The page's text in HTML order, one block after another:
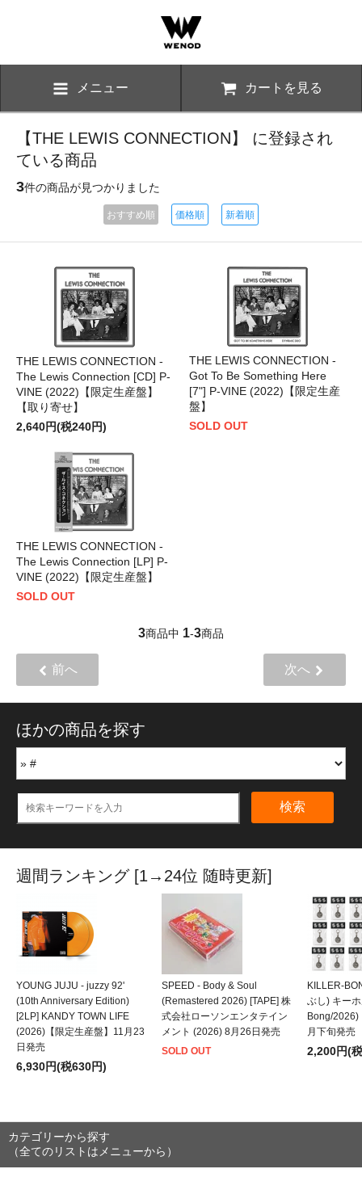
メニュー カートを見る
【THE LEWIS CONNECTION】 に登録され
ている商品
3件の商品が見つかりました
おすすめ順 価格順 新着順
THE LEWIS CONNECTION -
The Lewis Connection [CD] P-
VINE (2022)【限定生産盤】
【取り寄せ】
2,640円(税240円)
THE LEWIS CONNECTION -
Got To Be Something Here
[7"] P-VINE (2022)【限定生産
盤】
SOLD OUT
THE LEWIS CONNECTION -
The Lewis Connection [LP] P-
VINE (2022)【限定生産盤】
SOLD OUT
3商品中 1-3商品
前へ 次へ
ほかの商品を探す
検索
週間ランキング [1→24位 随時更新]
YOUNG JUJU - juzzy 92'
(10th Anniversary Edition)
[2LP] KANDY TOWN LIFE
(2026)【限定生産盤】11月23
日発売
6,930円(税630円)
SPEED - Body & Soul
(Remastered 2026) [TAPE] 株
式会社ローソンエンタテイン
メント (2026) 8月26日発売
SOLD OUT
KILLER-
ぶし) キー
Bong/2026)
月下旬発売
2,200円(
カテゴリーから探す
（全てのリストはメニューから）